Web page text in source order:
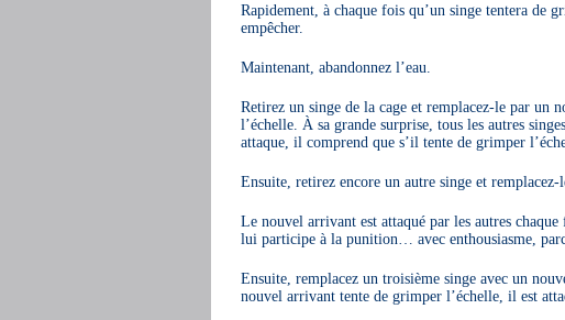
Rapidement, à chaque fois qu’un singe tentera de
empêcher.
Maintenant, abandonnez l’eau.
Retirez un singe de la cage et remplacez-le par un
l’échelle. À sa grande surprise, tous les autres
attaque, il comprend que s’il tente de grimper
Ensuite, retirez encore un autre singe et remplacez-
Le nouvel arrivant est attaqué par les autres
lui participe à la punition… avec enthousiasme,
Ensuite, remplacez un troisième singe avec un
nouvel arrivant tente de grimper l’échelle, il est